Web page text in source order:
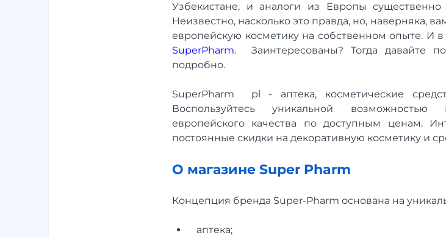
Узбекистане, и аналоги из Европы существенно
Неизвестно, насколько это правда, но, наверняка,
европейскую косметику на собственном опыте. И
SuperPharm. Заинтересованы? Тогда давайте
подробно.
SuperPharm pl - аптека, косметические
Воспользуйтесь уникальной
европейского качества по доступным ценам.
постоянные скидки на декоративную косметику и
О магазине Super Pharm
Концепция бренда Super-Pharm основана на
аптека;